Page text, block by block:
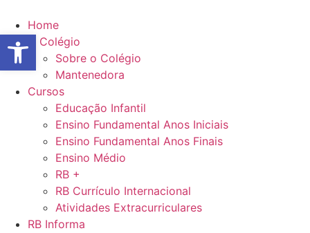
para
conteúdo
Home
O Colégio
Sobre o Colégio
Mantenedora
Cursos
Educação Infantil
Ensino Fundamental Anos Iniciais
Ensino Fundamental Anos Finais
Ensino Médio
RB +
RB Currículo Internacional
Atividades Extracurriculares
RB Informa
Abrir a barra de ferramentas